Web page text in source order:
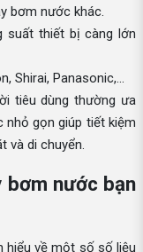
bơm nước khác.
suất thiết bị càng lớn
Shirai, Panasonic,...
tiêu dùng thường ưa
gọn giúp tiết kiệm
và di chuyển.
bơm nước bạn
hiểu về một số số liệu